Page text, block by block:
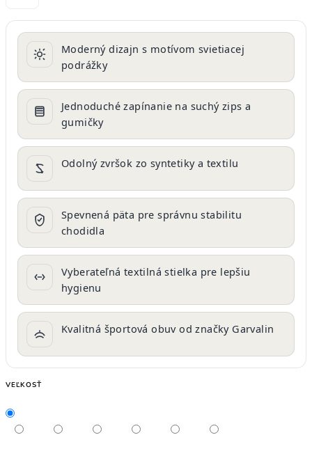
Moderný dizajn s motívom svietiacej
podrážky
Jednoduché zapínanie na suchý zips a
gumičky
Odolný zvršok zo syntetiky a textilu
Spevnená päta pre správnu stabilitu
chodidla
Vyberateľná textilná stielka pre lepšiu
hygienu
Kvalitná športová obuv od značky Garvalin
VEĽKOSŤ